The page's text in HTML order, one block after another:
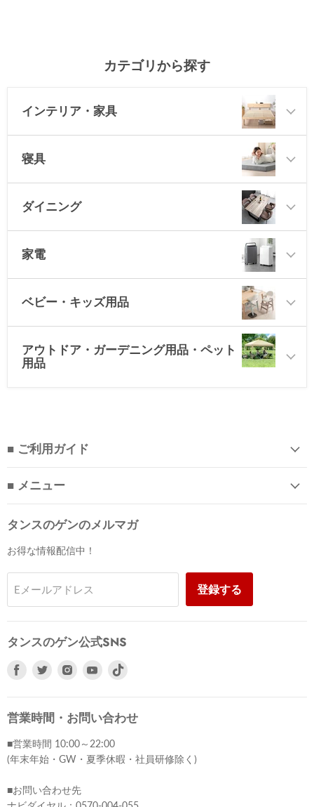
カテゴリから探す
インテリア・家具
寝具
ダイニング
家電
ベビー・キッズ用品
アウトドア・ガーデニング用品・ペット
用品
■ ご利用ガイド
■ メニュー
タンスのゲンのメルマガ
お得な情報配信中！
Eメールアドレス 登録する
タンスのゲン公式SNS
Facebook
つ
て
く
さ
Twitter
つ
て
く
さ
Instagram
つ
て
く
さ
Youtube
つ
て
く
営業時間・お問い合わせ
■営業時間 10:00～22:00
(年末年始・GW・夏季休暇・社員研修除く)
■お問い合わせ先